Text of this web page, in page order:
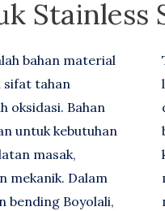
Stainless
bahan material
tahan
oksidasi. Bahan
untuk kebutuhan
masak,
mekanik. Dalam
bending Boyolali,